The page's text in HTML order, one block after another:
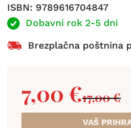
ISBN: 9789616704847
Dobavni rok 2-5 dni
Brezplačna poštnina
17,00€
7,00 €
VAŠ